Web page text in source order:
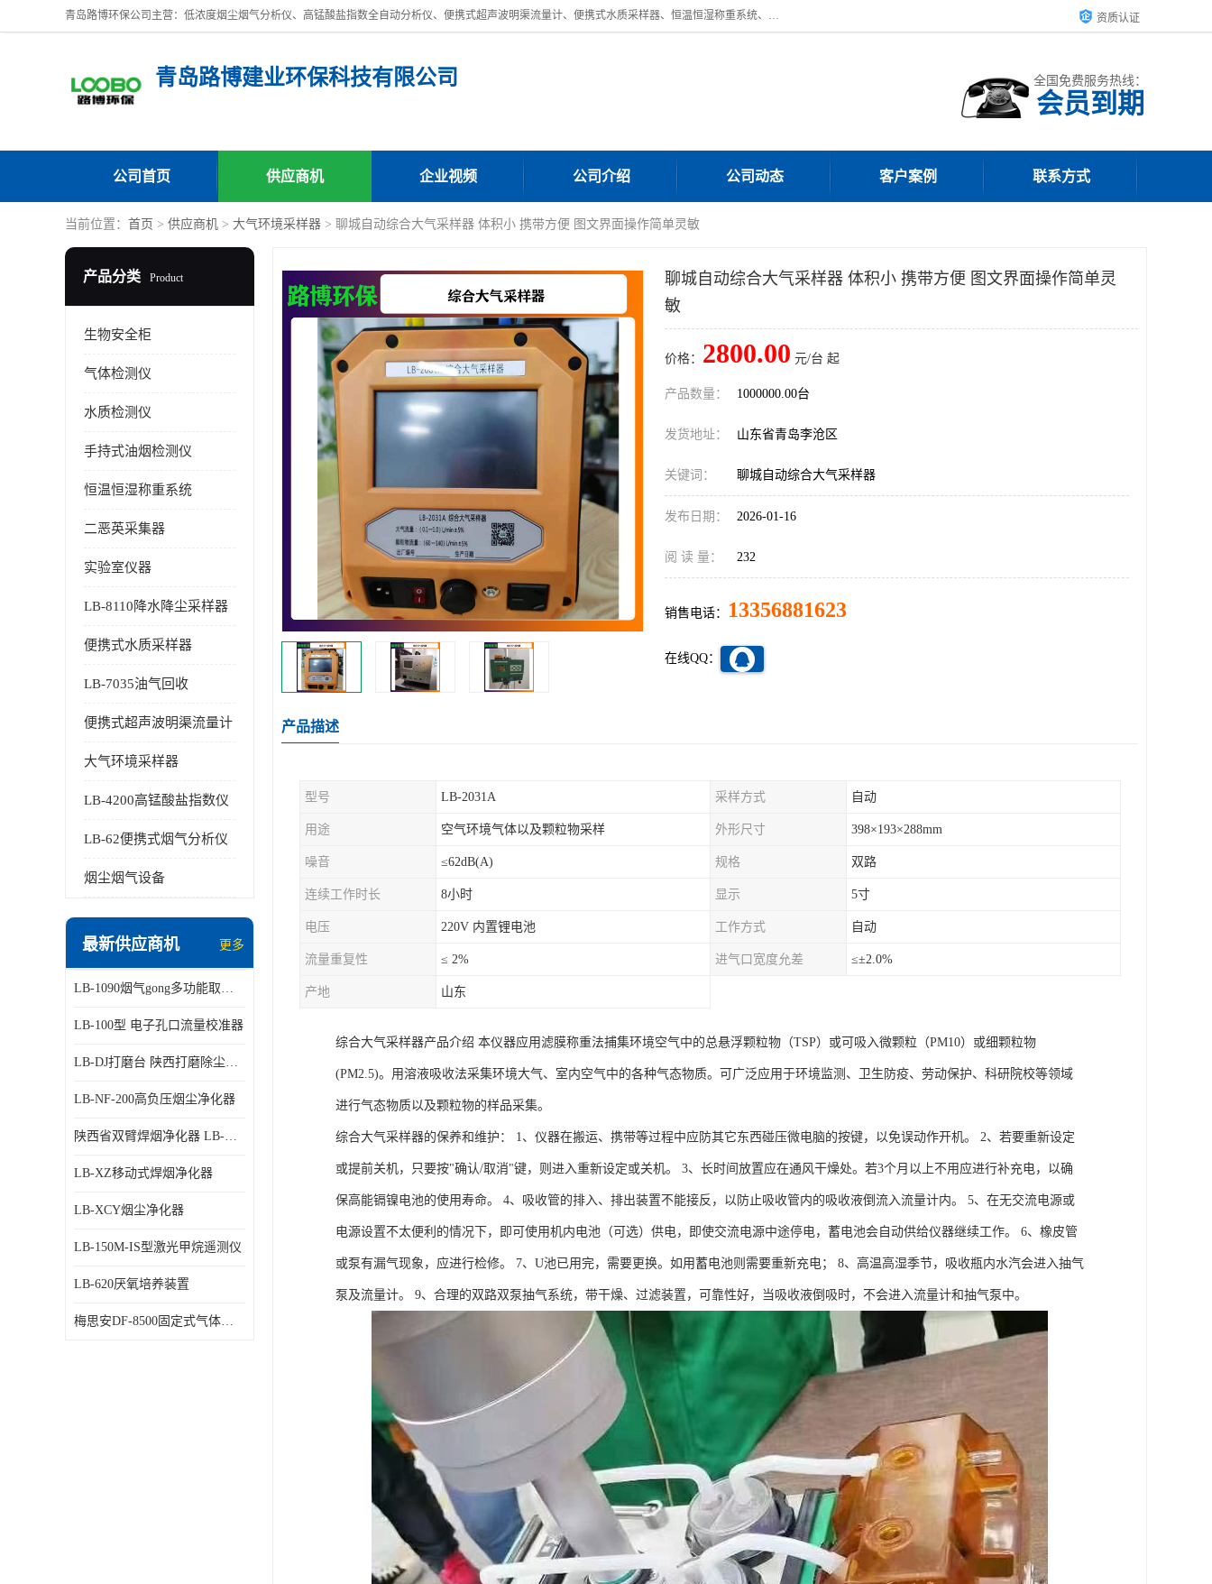
青岛路博环保公司主营：低浓度烟尘烟气分析仪、高锰酸盐指数全自动分析仪、便携式超声波明渠流量计、便携式水质采样器、恒温恒湿称重系统、手持式油烟检测仪等;是一家集环保科研、设计、生产、维护、销售和系统集成为一体的综合性高科技企业。路博人秉承"科学技术是第一生产力的重要理念，倡导环境友好型的生产、生活和消费方式。 资质认证
青岛路博建业环保科技有限公司 全国免费服务热线：
会员到期
公司首页 供应商机 企业视频 公司介绍 公司动态 客户案例 联系方式
当前位置： 首页 > 供应商机 > 大气环境采样器 > 聊城自动综合大气采样器 体积小 携带方便 图文界面操作简单灵敏
产品分类 Product
生物安全柜
气体检测仪
水质检测仪
手持式油烟检测仪
恒温恒湿称重系统
二恶英采集器
实验室仪器
LB-8110降水降尘采样器
便携式水质采样器
LB-7035油气回收
便携式超声波明渠流量计
大气环境采样器
LB-4200高锰酸盐指数仪
LB-62便携式烟气分析仪
烟尘烟气设备
最新供应商机 更多
LB-1090烟气gong多功能取样管
LB-100型 电子孔口流量校准器
LB-DJ打磨台 陕西打磨除尘平台
LB-NF-200高负压烟尘净化器
陕西省双臂焊烟净化器 LB-XZX
LB-XZ移动式焊烟净化器
LB-XCY烟尘净化器
LB-150M-IS型激光甲烷遥测仪
LB-620厌氧培养装置
梅思安DF-8500固定式气体检测仪
聊城自动综合大气采样器 体积小 携带方便 图文界面操作简单灵
敏
价格： 2800.00 元/台 起
产品数量： 1000000.00台
发货地址： 山东省青岛李沧区
关键词： 聊城自动综合大气采样器
发布日期： 2026-01-16
阅 读 量： 232
销售电话： 13356881623
在线QQ：
产品描述
型号 LB-2031A 采样方式 自动
用途 空气环境气体以及颗粒物采样 外形尺寸 398×193×288mm
噪音 ≤62dB(A) 规格 双路
连续工作时长 8小时 显示 5寸
电压 220V 内置锂电池 工作方式 自动
流量重复性 ≤ 2% 进气口宽度允差 ≤±2.0%
产地 山东
综合大气采样器产品介绍 本仪器应用滤膜称重法捕集环境空气中的总悬浮颗粒物（TSP）或可吸入微颗粒（PM10）或细颗粒物
(PM2.5)。用溶液吸收法采集环境大气、室内空气中的各种气态物质。可广泛应用于环境监测、卫生防疫、劳动保护、科研院校等领域
进行气态物质以及颗粒物的样品采集。
综合大气采样器的保养和维护： 1、仪器在搬运、携带等过程中应防其它东西碰压微电脑的按键，以免误动作开机。 2、若要重新设定
或提前关机，只要按"确认/取消"键，则进入重新设定或关机。 3、长时间放置应在通风干燥处。若3个月以上不用应进行补充电，以确
保高能镉镍电池的使用寿命。 4、吸收管的排入、排出装置不能接反，以防止吸收管内的吸收液倒流入流量计内。 5、在无交流电源或
电源设置不太便利的情况下，即可使用机内电池（可选）供电，即使交流电源中途停电，蓄电池会自动供给仪器继续工作。 6、橡皮管
或泵有漏气现象，应进行检修。 7、U池已用完，需要更换。如用蓄电池则需要重新充电； 8、高温高湿季节，吸收瓶内水汽会进入抽气
泵及流量计。 9、合理的双路双泵抽气系统，带干燥、过滤装置，可靠性好，当吸收液倒吸时，不会进入流量计和抽气泵中。